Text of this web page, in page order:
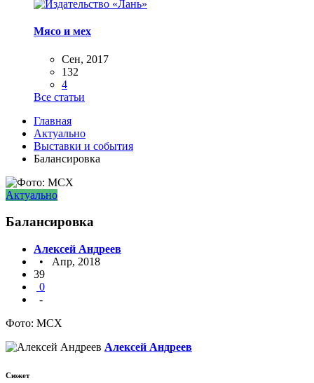
Мясо и мех
Сен, 2017
132
4
Все статьи
Главная
Актуально
Выставки и события
Балансировка
Актуально
Балансировка
Алексей Андреев
• Апр, 2018
39
0
-
Фото: МСХ
Алексей Андреев
Сюжет